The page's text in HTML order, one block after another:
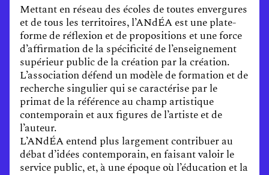
Mettant en réseau des écoles de toutes envergures
et de tous les territoires, l’ANdÉA est une plate-
forme de réflexion et de propositions et une force
d’affirmation de la spécificité de l’enseignement
supérieur public de la création par la création.
L’association défend un modèle de formation et de
recherche singulier qui se caractérise par le
primat de la référence au champ artistique
contemporain et aux figures de l’artiste et de
l’auteur.
L’ANdÉA entend plus largement contribuer au
débat d’idées contemporain, en faisant valoir le
service public, et, à une époque où l’éducation et la